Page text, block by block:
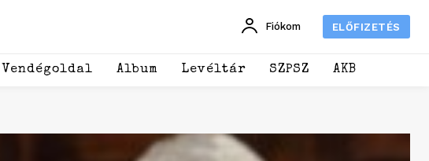
Fiókom ELŐFIZETÉS
Vendégoldal Album Levéltár SZPSZ AKB